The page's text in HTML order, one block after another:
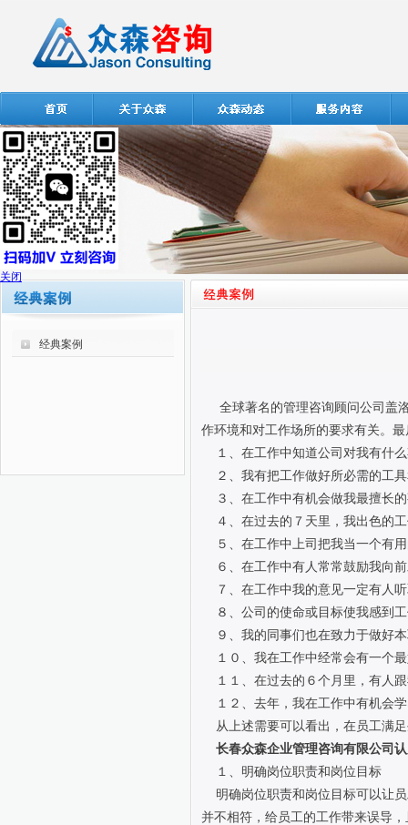
经典案例
全球著名的管理咨询顾问公司盖
作环境和对工作场所的要求有关。
１、在工作中知道公司对我有什
２、我有把工作做好所必需的工
３、在工作中有机会做我最擅长
４、在过去的７天里，我出色的
５、在工作中上司把我当一个有
６、在工作中有人常常鼓励我向
７、在工作中我的意见一定有人
８、公司的使命或目标使我感到
９、我的同事们也在致力于做好
１０、我在工作中经常会有一个
１１、在过去的６个月里，有人
１２、去年，我在工作中有机会
从上述需要可以看出，在员工满
长春众森企业管理咨询有限公司
１、明确岗位职责和岗位目标
明确岗位职责和岗位目标可以让
并不相符，给员工的工作带来误导
关闭